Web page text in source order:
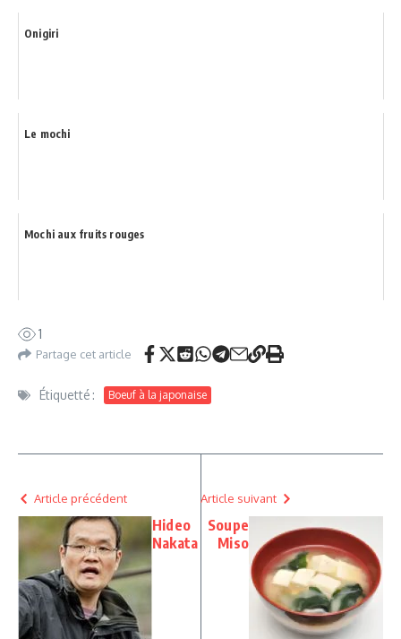
Onigiri
Le mochi
Mochi aux fruits rouges
1
Partage cet article
Étiquetté : Boeuf à la japonaise
Article précédent
Hideo
Nakata
Article suivant
Soupe
Miso